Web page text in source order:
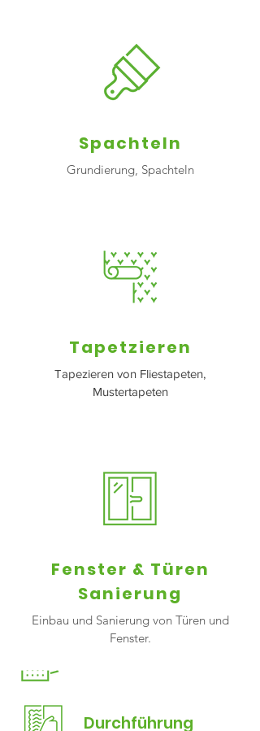
Beratung & Planung
Spachteln
Grundierung, Spachteln
Tapetzieren
Tapezieren von Fliestapeten,
Mustertapeten
Fenster & Türen
Sanierung
Einbau und Sanierung von Türen und
Fenster.
Durchführung